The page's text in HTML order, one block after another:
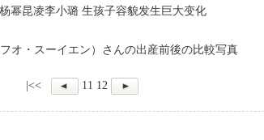
フオ・スーイエン ）さんの出産前後の比較写真
|<< 11 12